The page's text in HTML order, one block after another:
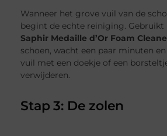
Wanneer het grove vuil van de
begint de echte reiniging. Gebruikt
Saphir Medaille d’Or Foam
schoen, wacht een paar minuten
vuil met een doekje of een
verwijderen.
Stap 3: De zolen